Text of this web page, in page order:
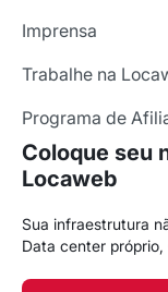
Imprensa
Trabalhe na
Programa de
Coloque seu
Locaweb
Sua infraestrutura
Data center